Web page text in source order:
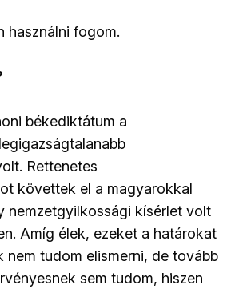
használni fogom.
békediktátum a
Rettenetes
követtek el a magyarokkal
nemzetgyilkossági kísérlet volt
Amíg élek, ezeket a határokat
nem tudom elismerni, de tovább
sem tudom, hiszen